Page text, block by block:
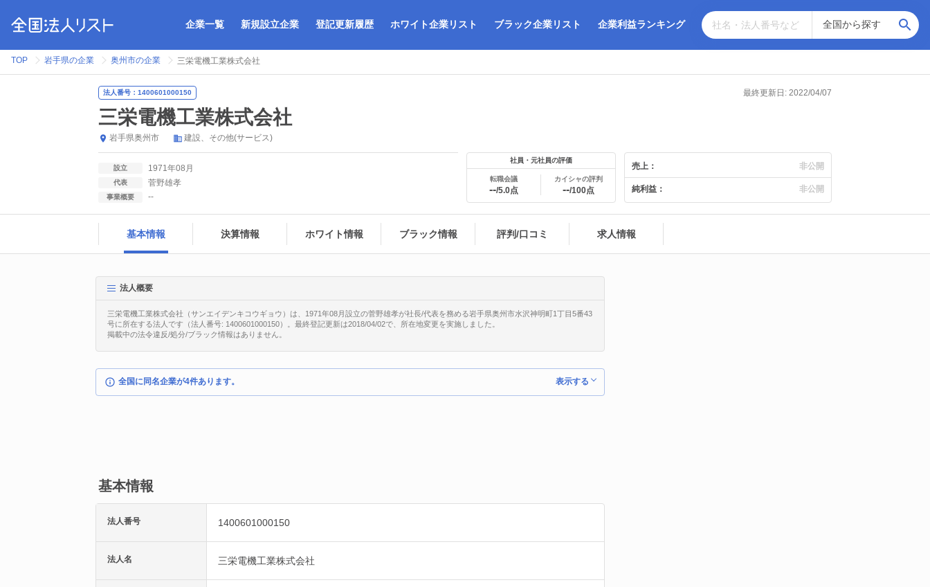
企業一覧 新規設立企業 登記更新履歴 ホワイト企業リスト ブラック企業リスト 企業利益ランキング
TOP 岩手県の企業 奥州市の企業 三栄電機工業株式会社
法人番号：1400601000150 最終更新日: 2022/04/07
三栄電機工業株式会社
岩手県奥州市 建設 その他(サービス)
設立 1971年08月
代表 菅野雄孝
事業概要 --
社員・元社員の評価
転職会議
--/5.0点
カイシャの評判
--/100点
売上： 非公開
純利益： 非公開
基本情報 決算情報 ホワイト情報 ブラック情報 評判/口コミ 求人情報
法人概要
三栄電機工業株式会社（サンエイデンキコウギョウ）は、1971年08月設立の菅野雄孝が社長/代表を務める岩手県奥州市水沢神明町1丁目5番43
号に所在する法人です（法人番号: 1400601000150）。最終登記更新は2018/04/02で、所在地変更を実施しました。
掲載中の法令違反/処分/ブラック情報はありません。
全国に同名企業が4件あります。 表示する
基本情報
法人番号 1400601000150
法人名 三栄電機工業株式会社